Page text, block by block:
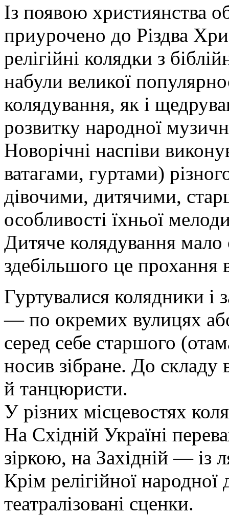
Із появою християнства
приурочено до Різдва
релігійні колядки з
набули великої
колядування, як і
розвитку народної
Новорічні наспіви
ватагами, гуртами)
дівочими, дитячими,
особливості їхньої
Дитяче колядування
здебільшого це прохання
Гуртувалися колядники і
— по окремих вулицях
серед себе старшого
носив зібране. До складу
й танцюристи.
У різних місцевостях
На Східній Україні
зіркою, на Західній — із
Крім релігійної народної
театралізовані сценки.